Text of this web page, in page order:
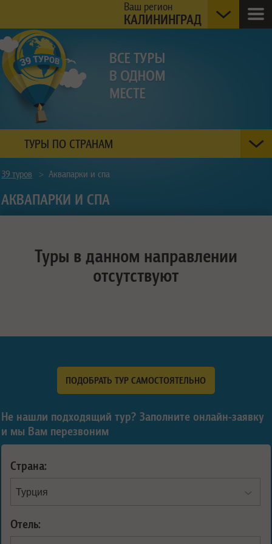
Ваш регион
КАЛИНИНГРАД
ТУРЫ ПО СТРАНАМ
39 туров > Аквапарки и спа
АКВАПАРКИ И СПА
Туры в данном направлении
отсутствуют
ПОДОБРАТЬ ТУР САМОСТОЯТЕЛЬНО
Не нашли подходящий тур? Заполните онлайн-заявку
и мы Вам перезвоним
Страна:
Отель: